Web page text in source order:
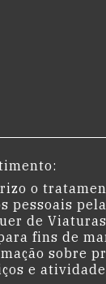
o
pessoais pela
de
fins de
sobre
e